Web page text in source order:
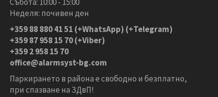
Неделя: почивен ден
+359 88 880 41 51 (+WhatsApp) (+Telegram)
+359 87 958 15 70 (+Viber)
+359 2 958 15 70
office@alarmsyst-bg.com
Паркирането в района е свободно и безплатно,
при спазване на ЗДвП!